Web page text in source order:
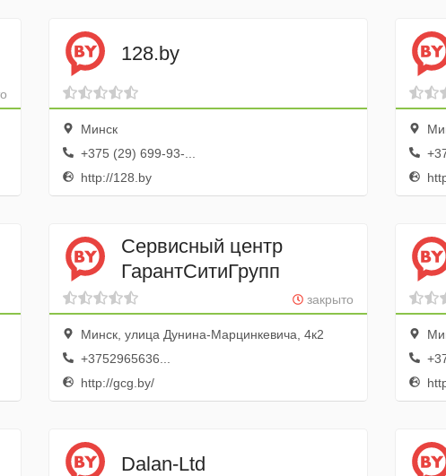
128.by
Минск
+375 (29) 699-93-...
http://128.by
Сервисный центр
ГарантСитиГрупп
закрыто
Минск, улица Дунина-Марцинкевича, 4к2
+3752965636...
http://gcg.by/
Dalan-Ltd